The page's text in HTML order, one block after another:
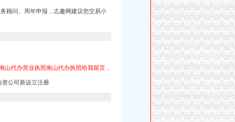
顾问 、周年申报，志趣网建议您交易小
山代办营业执照南山代办执照给我留言，
资公司新设立注册